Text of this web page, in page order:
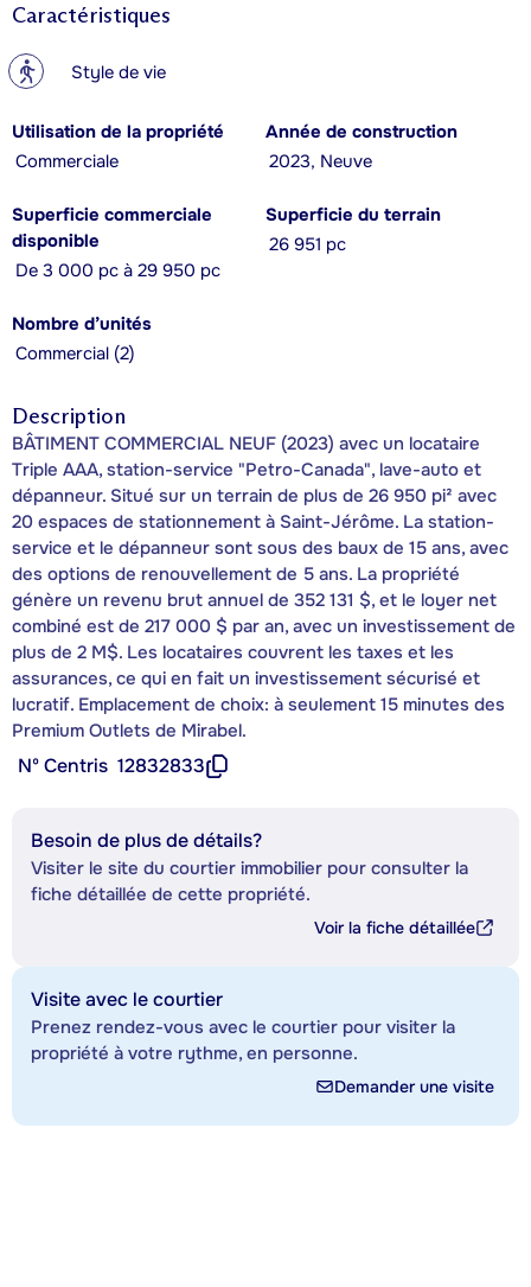
Caractéristiques
? Style de vie
Utilisation de la propriété
Commerciale
Année de construction
2023, Neuve
Superficie commerciale
disponible
De 3 000 pc à 29 950 pc
Superficie du terrain
26 951 pc
Nombre d’unités
Commercial (2)
Description
BÂTIMENT COMMERCIAL NEUF (2023) avec un locataire
Triple AAA, station-service "Petro-Canada", lave-auto et
dépanneur. Situé sur un terrain de plus de 26 950 pi² avec
20 espaces de stationnement à Saint-Jérôme. La station-
service et le dépanneur sont sous des baux de 15 ans, avec
des options de renouvellement de 5 ans. La propriété
génère un revenu brut annuel de 352 131 $, et le loyer net
combiné est de 217 000 $ par an, avec un investissement de
plus de 2 M$. Les locataires couvrent les taxes et les
assurances, ce qui en fait un investissement sécurisé et
lucratif. Emplacement de choix: à seulement 15 minutes des
Premium Outlets de Mirabel.
Nº Centris 12832833
Besoin de plus de détails?
Visiter le site du courtier immobilier pour consulter la
fiche détaillée de cette propriété.
Voir la fiche détaillée
Visite avec le courtier
Prenez rendez-vous avec le courtier pour visiter la
propriété à votre rythme, en personne.
Demander une visite